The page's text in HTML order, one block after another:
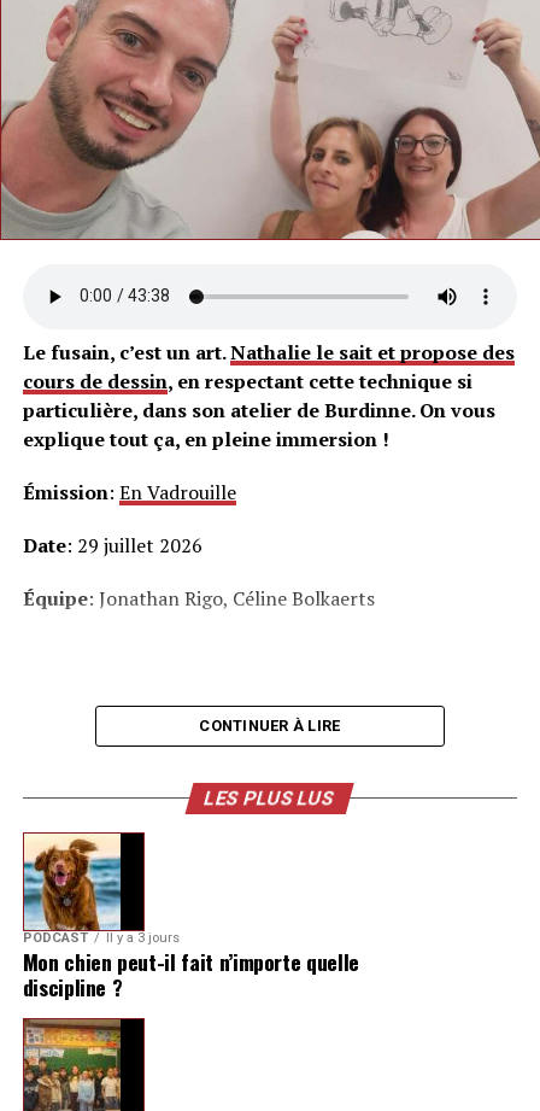
Le fusain, c’est un art.Nathalie le sait et propose des
cours de dessin, en respectant cette technique si
particulière, dans son atelier de Burdinne. On vous
explique tout ça, en pleine immersion !
Émission: En Vadrouille
Date: 29 juillet 2026
Équipe: Jonathan Rigo, Céline Bolkaerts
CONTINUER À LIRE
LES PLUS LUS
PODCAST Il y a 3 jours
Mon chien peut-il fait n’importe quelle
discipline ?